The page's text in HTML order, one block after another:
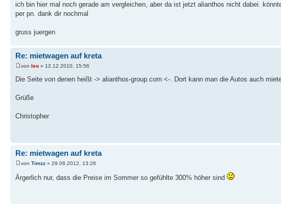
ich bin hier mal noch gerade am vergleichen, aber da ist jetzt alianthos nicht dabei.
per pn. dank dir nochmal
gruss juergen
Re: mietwagen auf kreta
von leo » 12.12.2010, 15:56
Die Seite von denen heißt -> alianthos-group.com <-. Dort kann man die Autos auch
Grüße
Christopher
Re: mietwagen auf kreta
von Timzz » 29.06.2012, 13:26
Ärgerlich nur, dass die Preise im Sommer so gefühlte 300% höher sind